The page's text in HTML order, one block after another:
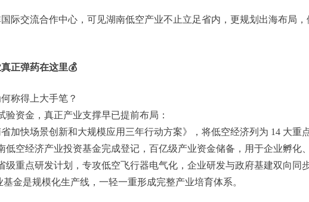
交流合作中心，可见湖南低空产业不止立足省内，更规划出海布局
正弹药在这里💰
称得上大手笔？
资金，真正产业支撑早已提前布局：
加快场景创新和大规模应用三年行动方案》，将低空经济列为 14 大重
低空经济产业投资基金完成登记，百亿级产业资金储备，用于企业孵化
级重点研发计划，专攻低空飞行器电气化，企业研发与政府基建双向同步
金是规模化生产线，一轻一重形成完整产业培育体系。